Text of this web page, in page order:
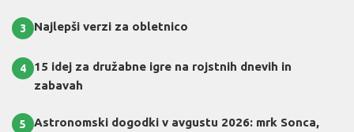
3 Najlepši verzi za obletnico
4
15 idej za družabne igre na rojstnih dnevih in
zabavah
5
Astronomski dogodki v avgustu 2026: mrk Sonca,